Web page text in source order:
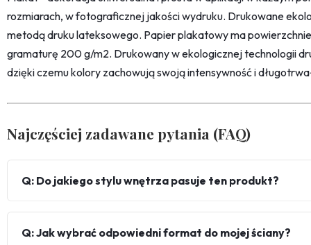
rozmiarach, w fotograficznej jakości wydruku. Drukowane
metodą druku lateksowego. Papier plakatowy ma
gramaturę 200 g/m2. Drukowany w ekologicznej technologii
dzięki czemu kolory zachowują swoją intensywność i
Najczęściej zadawane pytania (FAQ)
Q: Do jakiego stylu wnętrza pasuje ten produkt?
Q: Jak wybrać odpowiedni format do mojej ściany?